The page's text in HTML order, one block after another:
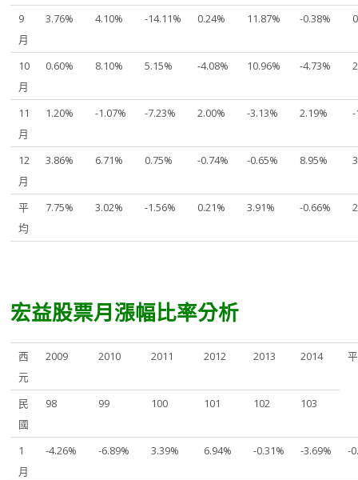
9
月
3.76% 4.10% -14.11% 0.24% 11.87% -0.38%
10
月
0.60% 8.10% 5.15% -4.08% 10.96% -4.73%
11
月
1.20% -1.07% -7.23% 2.00% -3.13% 2.19%
12
月
3.86% 6.71% 0.75% -0.74% -0.65% 8.95%
平
均
7.75% 3.02% -1.56% 0.21% 3.91% -0.66%
宏益股票月漲幅比率分析
西
元
2009 2010 2011 2012 2013 2014
民
國
98 99 100 101 102 103
1
月
-4.26% -6.89% 3.39% 6.94% -0.31% -3.69% -